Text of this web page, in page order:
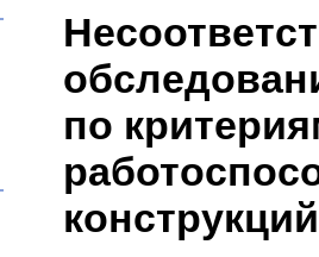
по
конструкций